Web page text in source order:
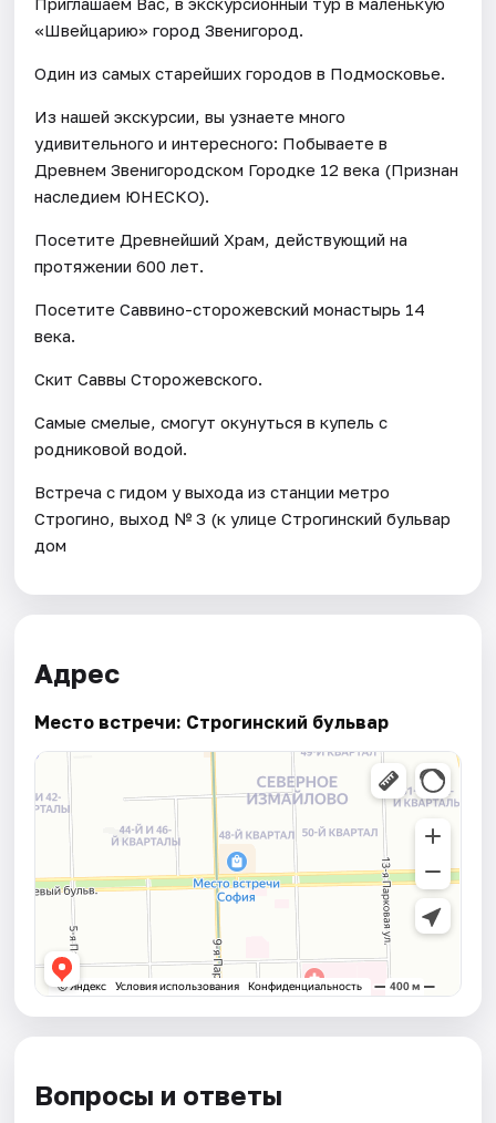
«Швейцарию» город Звенигород.
Один из самых старейших городов в Подмосковье.
Из нашей экскурсии, вы узнаете много
удивительного и интересного: Побываете в
Древнем Звенигородском Городке 12 века (Признан
наследием ЮНЕСКО).
Посетите Древнейший Храм, действующий на
протяжении 600 лет.
Посетите Саввино-сторожевский монастырь 14
века.
Скит Саввы Сторожевского.
Самые смелые, смогут окунуться в купель с
родниковой водой.
Встреча с гидом у выхода из станции метро
Строгино, выход № 3 (к улице Строгинский бульвар
дом
Адрес
Место встречи: Строгинский бульвар
Вопросы и ответы